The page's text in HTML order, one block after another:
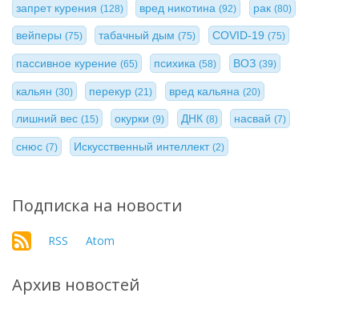
запрет курения (128) вред никотина(92) рак (80)
вейперы (75) табачный дым(75) COVID-19 (75)
пассивное курение (65) психика(58) ВОЗ (39)
кальян (30) перекур(21) вред кальяна (20)
лишний вес (15) окурки(9) ДНК (8) насвай(7)
снюс (7) Искусственный интеллект(2)
Подписка на новости
RSS Atom
Архив новостей